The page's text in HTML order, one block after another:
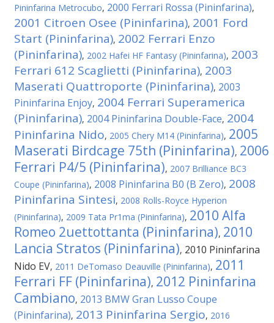
Pininfarina Metrocubo, 2000 Ferrari Rossa (Pininfarina),
2001 Citroen Osee (Pininfarina), 2001 Ford
Start (Pininfarina), 2002 Ferrari Enzo
(Pininfarina), 2002 Hafei HF Fantasy (Pininfarina), 2003
Ferrari 612 Scaglietti (Pininfarina), 2003
Maserati Quattroporte (Pininfarina), 2003
Pininfarina Enjoy, 2004 Ferrari Superamerica
(Pininfarina), 2004 Pininfarina Double-Face, 2004
Pininfarina Nido, 2005 Chery M14 (Pininfarina), 2005
Maserati Birdcage 75th (Pininfarina), 2006
Ferrari P4/5 (Pininfarina), 2007 Brilliance BC3
Coupe (Pininfarina), 2008 Pininfarina B0 (B Zero), 2008
Pininfarina Sintesi, 2008 Rolls-Royce Hyperion
(Pininfarina), 2009 Tata Pr1ma (Pininfarina), 2010 Alfa
Romeo 2uettottanta (Pininfarina), 2010
Lancia Stratos (Pininfarina), 2010 Pininfarina
Nido EV, 2011 DeTomaso Deauville (Pininfarina), 2011
Ferrari FF (Pininfarina), 2012 Pininfarina
Cambiano, 2013 BMW Gran Lusso Coupe
(Pininfarina), 2013 Pininfarina Sergio, 2016